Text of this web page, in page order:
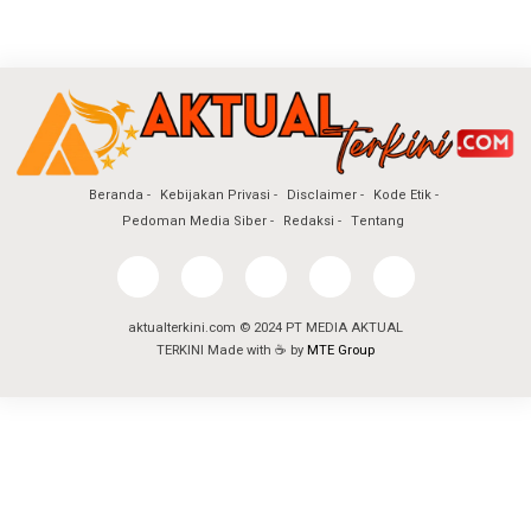
Beranda Kebijakan Privasi Disclaimer
Kode Etik
Pedoman Media Siber
Redaksi Tentang
aktualterkini.com © 2024 PT MEDIA AKTUAL
TERKINI Made with ☕ by MTE Group